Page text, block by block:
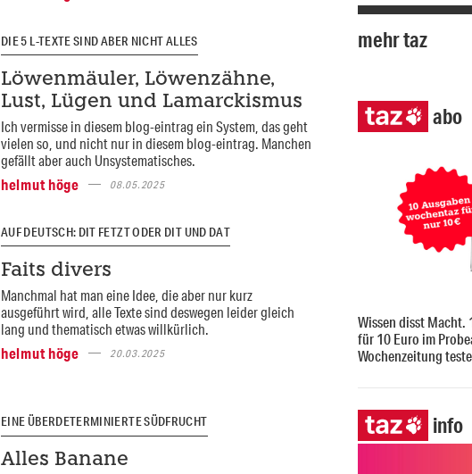
DIE 5 L-TEXTE SIND ABER NICHT ALLES
Löwenmäuler, Löwenzähne,
Lust, Lügen und Lamarckismus
Ich vermisse in diesem blog-eintrag ein System, das geht
vielen so, und nicht nur in diesem blog-eintrag. Manchen
gefällt aber auch Unsystematisches.
helmut höge
08.05.2025
AUF DEUTSCH: DIT FETZT ODER DIT UND DAT
Faits divers
Manchmal hat man eine Idee, die aber nur kurz
ausgeführt wird, alle Texte sind deswegen leider gleich
lang und thematisch etwas willkürlich.
helmut höge
20.03.2025
EINE ÜBERDETERMINIERTE SÜDFRUCHT
Alles Banane
mehr taz
abo
Wissen disst Macht.
für 10 Euro im
Wochenzeitung
info